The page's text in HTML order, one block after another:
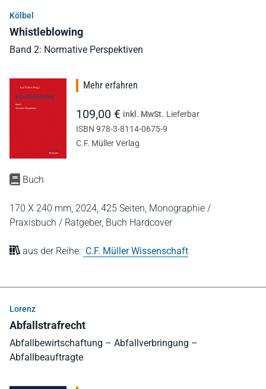
Kölbel
Whistleblowing
Band 2: Normative Perspektiven
Buch
170 X 240 mm, 2024, 425 Seiten, Monographie /
Praxisbuch / Ratgeber, Buch Hardcover
aus der Reihe: C.F. Müller Wissenschaft
Mehr erfahren
109,00 € inkl. MwSt. Lieferbar
ISBN 978-3-8114-0675-9
C.F. Müller Verlag
Lorenz
Abfallstrafrecht
Abfallbewirtschaftung – Abfallverbringung –
Abfallbeauftragte